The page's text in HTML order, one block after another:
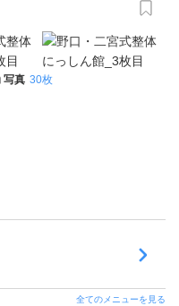
写真 30枚
全てのメニューを見る